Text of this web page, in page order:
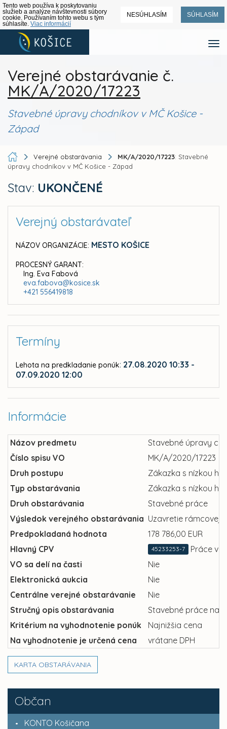
Tento web používa k poskytovaniu
služieb a analýze návštevnosti súbory
cookie. Používaním tohto webu s tým
súhlasíte. Viac informácií
NESÚHLASÍM SÚHLASÍM
Verejné obstarávanie č.
MK/A/2020/17223
Stavebné úpravy chodníkov v MČ Košice -
Západ
Občan
KONTO Košičana
Verejné obstarávania MK/A/2020/17223: Stavebné
úpravy chodníkov v MČ Košice - Západ
Stav: UKONČENÉ
Verejný obstarávateľ
NÁZOV ORGANIZÁCIE: MESTO KOŠICE
PROCESNÝ GARANT:
Ing. Eva Fabová
eva.fabova@kosice.sk
+421 556419818
Termíny
Lehota na predkladanie ponúk: 27.08.2020 10:33 -
07.09.2020 12:00
Informácie
Názov predmetu
Stavebné úpravy
Číslo spisu VO
MK/A/2020/17223
Druh postupu
Zákazka s nízkou
Typ obstarávania
Zákazka s nízkou
Druh obstarávania
Stavebné práce
Výsledok verejného obstarávania Uzavretie rámcovej
Predpokladaná hodnota
178 786,00 EUR
Hlavný CPV
45233253-7
Práce
VO sa delí na časti
Nie
Elektronická aukcia
Nie
Centrálne verejné obstarávanie
Nie
Stručný opis obstarávania
Stavebné práce na
Kritérium na vyhodnotenie ponúk
Najnižšia cena
Na vyhodnotenie je určená cena
vrátane DPH
KARTA OBSTARÁVANIA